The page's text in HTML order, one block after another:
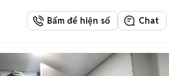
Bấm để hiện số Chat